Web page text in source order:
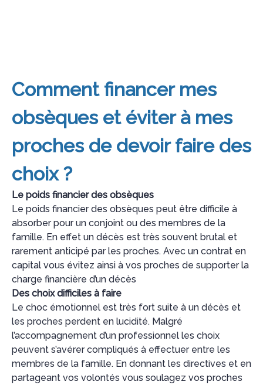
Comment financer mes
obsèques et éviter à mes
proches de devoir faire des
choix ?
Le poids financier des obsèques
Le poids financier des obsèques peut être difficile à
absorber pour un conjoint ou des membres de la
famille. En effet un décès est très souvent brutal et
rarement anticipé par les proches. Avec un contrat en
capital vous évitez ainsi à vos proches de supporter la
charge financière d’un décès
Des choix difficiles à faire
Le choc émotionnel est très fort suite à un décès et
les proches perdent en lucidité. Malgré
l’accompagnement d’un professionnel les choix
peuvent s’avérer compliqués à effectuer entre les
membres de la famille. En donnant les directives et en
partageant vos volontés vous soulagez vos proches